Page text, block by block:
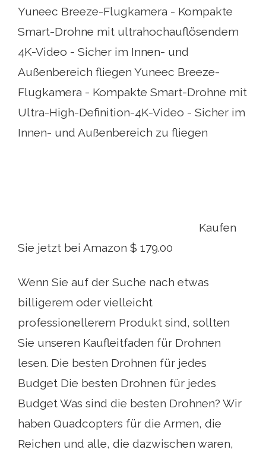
Yuneec Breeze-Flugkamera - Kompakte
Smart-Drohne mit ultrahochauflösendem
4K-Video - Sicher im Innen- und
Außenbereich fliegen Yuneec Breeze-
Flugkamera - Kompakte Smart-Drohne mit
Ultra-High-Definition-4K-Video - Sicher im
Innen- und Außenbereich zu fliegen
Kaufen
Sie jetzt bei Amazon $ 179.00
Wenn Sie auf der Suche nach etwas
billigerem oder vielleicht
professionellerem Produkt sind, sollten
Sie unseren Kaufleitfaden für Drohnen
lesen. Die besten Drohnen für jedes
Budget Die besten Drohnen für jedes
Budget Was sind die besten Drohnen? Wir
haben Quadcopters für die Armen, die
Reichen und alle, die dazwischen waren,